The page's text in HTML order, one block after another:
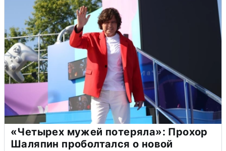
«Четырех мужей потеряла»: Прохор
Шаляпин проболтался о новой